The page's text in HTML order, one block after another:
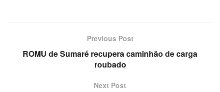
Previous Post
ROMU de Sumaré recupera caminhão de carga
roubado
Next Post